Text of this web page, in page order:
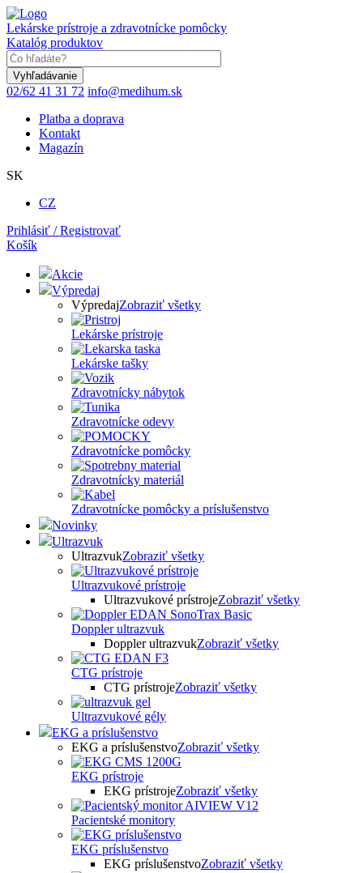
Skočiť
na
hlavný
obsah
Lekárske prístroje a zdravotnícke pomôcky
Katalóg produktov
02/62 41 31 72 info@medihum.sk
Platba a doprava
Kontakt
Magazín
SK
CZ
Prihlásiť / Registrovať
Košík
Akcie
Výpredaj
VýpredajZobraziť všetky
Lekárske prístroje
Lekárske tašky
Zdravotnícky nábytok
Zdravotnícke odevy
Zdravotnícke pomôcky
Zdravotnícky materiál
Zdravotnícke pomôcky a príslušenstvo
Novinky
Ultrazvuk
UltrazvukZobraziť všetky
Ultrazvukové prístroje
Ultrazvukové prístrojeZobraziť všetky
Doppler ultrazvuk
Doppler ultrazvukZobraziť všetky
CTG prístroje
CTG prístrojeZobraziť všetky
Ultrazvukové gély
EKG a príslušenstvo
EKG a príslušenstvoZobraziť všetky
EKG prístroje
EKG prístrojeZobraziť všetky
Pacientské monitory
EKG príslušenstvo
EKG príslušenstvoZobraziť všetky